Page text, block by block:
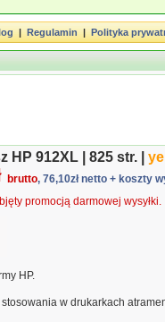
|Regulamin|Polityka
HP 912XL | 825 str. |
brutto, 76,10zł netto + koszty
promocją darmowej wysyłki.
HP.
w drukarkach